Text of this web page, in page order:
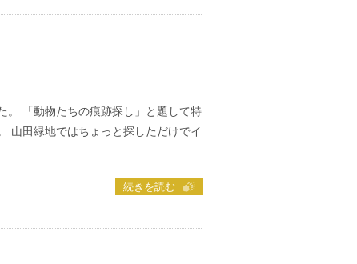
。 「動物たちの痕跡探し」と題して特
山田緑地ではちょっと探しただけでイ
続きを読む